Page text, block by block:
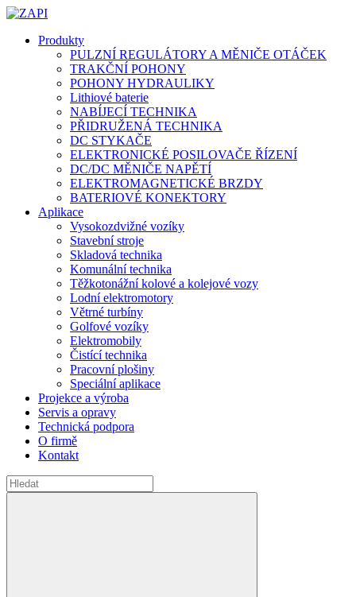
Produkty
PULZNÍ REGULÁTORY A MĚNIČE OTÁČEK
TRAKČNÍ POHONY
POHONY HYDRAULIKY
Lithiové baterie
NABÍJECÍ TECHNIKA
PŘIDRUŽENÁ TECHNIKA
DC STYKAČE
ELEKTRONICKÉ POSILOVAČE ŘÍZENÍ
DC/DC MĚNIČE NAPĚTÍ
ELEKTROMAGNETICKÉ BRZDY
BATERIOVÉ KONEKTORY
Aplikace
Vysokozdvižné vozíky
Stavební stroje
Skladová technika
Komunální technika
Těžkotonážní kolové a kolejové vozy
Lodní elektromotory
Větrné turbíny
Golfové vozíky
Elektromobily
Čistící technika
Pracovní plošiny
Speciální aplikace
Projekce a výroba
Servis a opravy
Technická podpora
O firmě
Kontakt